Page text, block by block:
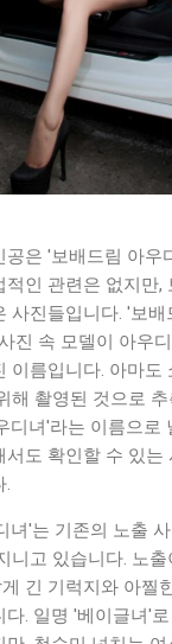
공은 '보배드림 아우
인 관련은 없지만,
사진들입니다. '보
진 속 모델이 아우
이름입니다. 아마도
해 촬영된 것으로
디녀'라는 이름으로
서도 확인할 수 있는
.
녀'는 기존의 노출
니고 있습니다. 노
긴 기럭지와 아찔
다. 일명 '베이글녀'